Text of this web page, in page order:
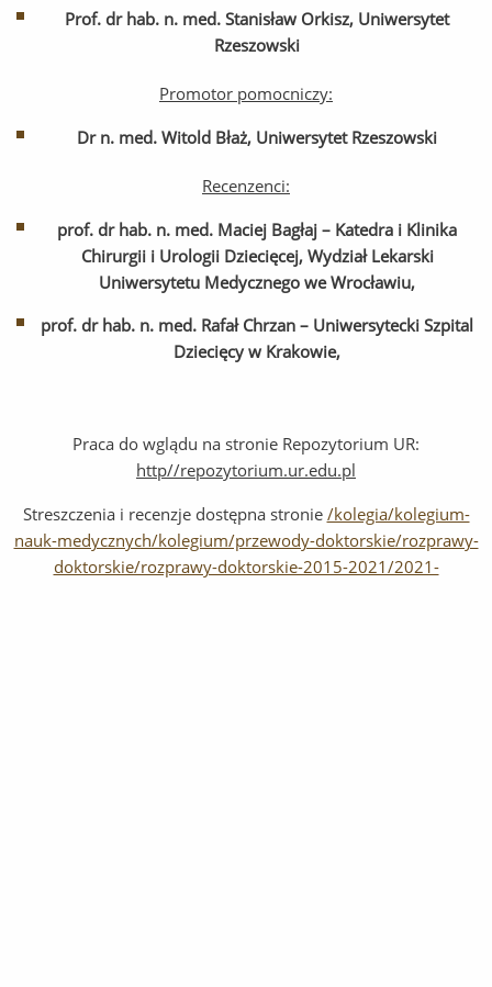
Prof. dr hab. n. med. Stanisław Orkisz, Uniwersytet
Rzeszowski
Promotor pomocniczy:
Dr n. med. Witold Błaż, Uniwersytet Rzeszowski
Recenzenci:
prof. dr hab. n. med. Maciej Bagłaj – Katedra i Klinika
Chirurgii i Urologii Dziecięcej, Wydział Lekarski
Uniwersytetu Medycznego we Wrocławiu,
prof. dr hab. n. med. Rafał Chrzan – Uniwersytecki Szpital
Dziecięcy w Krakowie,
Praca do wglądu na stronie Repozytorium UR:
http//repozytorium.ur.edu.pl
Streszczenia i recenzje dostępna stronie /kolegia/kolegium-
nauk-medycznych/kolegium/przewody-doktorskie/rozprawy-
doktorskie/rozprawy-doktorskie-2015-2021/2021-